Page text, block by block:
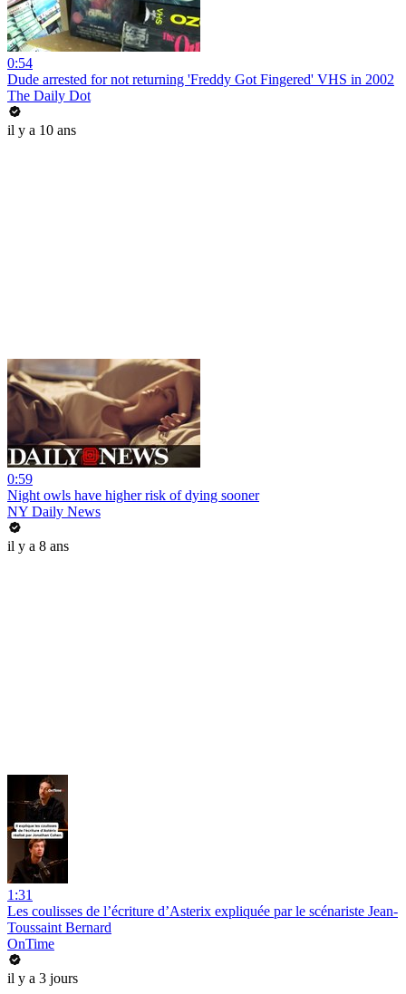
0:54
Dude arrested for not returning 'Freddy Got Fingered' VHS in 2002
The Daily Dot
il y a 10 ans
0:59
Night owls have higher risk of dying sooner
NY Daily News
il y a 8 ans
1:31
Les coulisses de l’écriture d’Asterix expliquée par le scénariste Jean-
Toussaint Bernard
OnTime
il y a 3 jours